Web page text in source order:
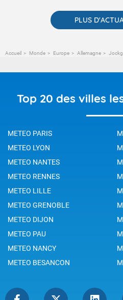
PLUS
Accueil Monde Europe Allemagne
Top 20 des villes
METEO PARIS
METEO LYON
METEO NANTES
METEO RENNES
METEO LILLE
METEO GRENOBLE
METEO DIJON
METEO PAU
METEO NANCY
METEO BESANCON